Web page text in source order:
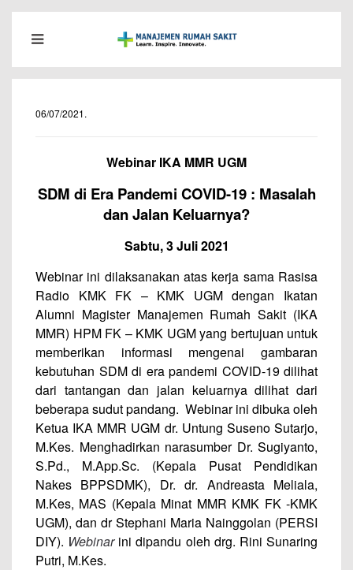
06/07/2021.
Webinar IKA MMR UGM
SDM di Era Pandemi COVID-19 : Masalah
dan Jalan Keluarnya?
Sabtu, 3 Juli 2021
Webinar ini dilaksanakan atas kerja sama Rasisa
Radio KMK FK – KMK UGM dengan Ikatan
Alumni Magister Manajemen Rumah Sakit (IKA
MMR) HPM FK – KMK UGM yang bertujuan untuk
memberikan informasi mengenai gambaran
kebutuhan SDM di era pandemi COVID-19 dilihat
dari tantangan dan jalan keluarnya dilihat dari
beberapa sudut pandang. Webinar ini dibuka oleh
Ketua IKA MMR UGM dr. Untung Suseno Sutarjo,
M.Kes. Menghadirkan narasumber Dr. Sugiyanto,
S.Pd., M.App.Sc. (Kepala Pusat Pendidikan
Nakes BPPSDMK), Dr. dr. Andreasta Meliala,
M.Kes, MAS (Kepala Minat MMR KMK FK -KMK
UGM), dan dr Stephani Maria Nainggolan (PERSI
DIY). Webinarini dipandu oleh drg. Rini Sunaring
Putri, M.Kes.